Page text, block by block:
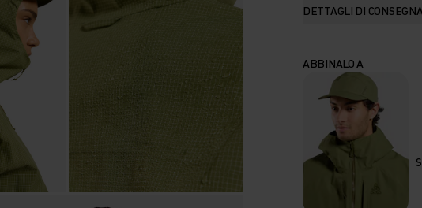
DETTAGLI DI CONSEGNA
ABBINALO A